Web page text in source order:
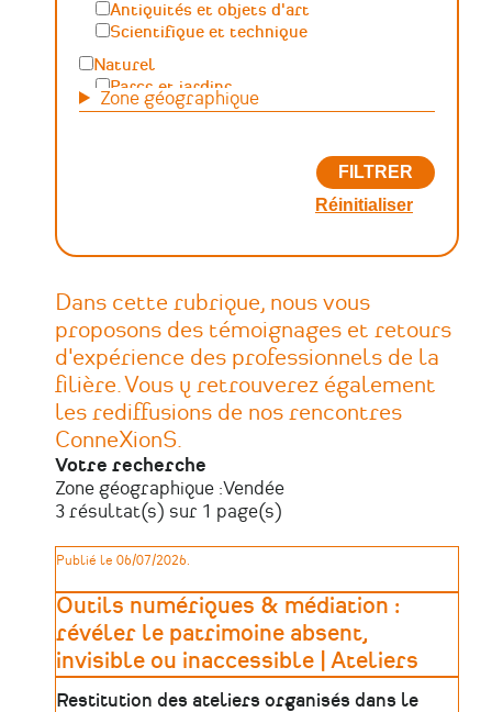
Dans cette rubrique, nous vous
proposons des témoignages et retours
d'expérience des professionnels de la
filière. Vous y retrouverez également
les rediffusions de nos rencontres
ConneXionS.
Votre recherche
Zone géographique :Vendée
3 résultat(s) sur 1 page(s)
Publié le 06/07/2026.
Outils numériques & médiation :
révéler le patrimoine absent,
invisible ou inaccessible | Ateliers
Restitution des ateliers organisés dans le
Antiquités et objets d'art
Scientifique et technique
Naturel
Parcs et jardins
Maritime, fluvial et lacustre
Zone géographique